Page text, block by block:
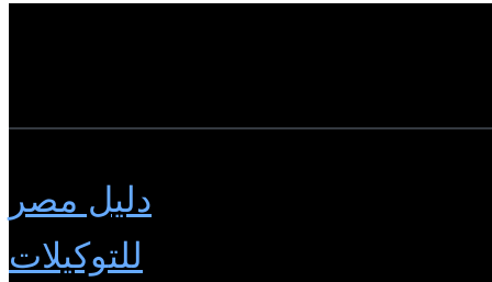
دليل مصر
للتوكيلات